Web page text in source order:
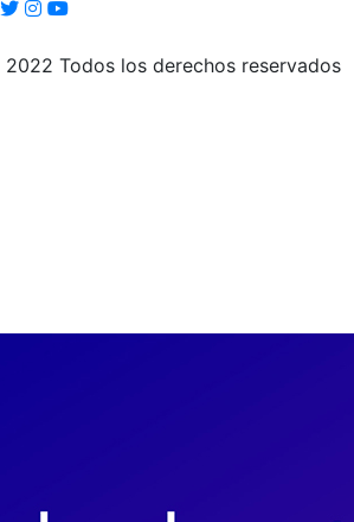
Todos los derechos reservados